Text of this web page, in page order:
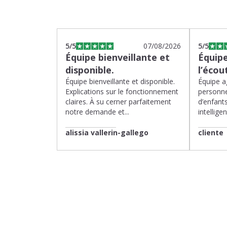
5/5 07/08/2026
Équipe bienveillante et
disponible.
Équipe bienveillante et disponible.
Explications sur le fonctionnement
claires. À su cerner parfaitement
notre demande et...
alissia vallerin-gallego
5/5
Équipe
cliente